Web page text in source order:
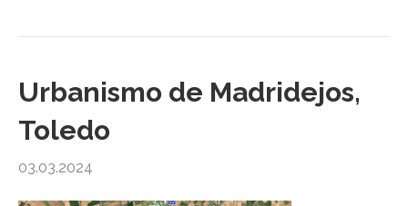
Urbanismo de Madridejos,
Toledo
03.03.2024